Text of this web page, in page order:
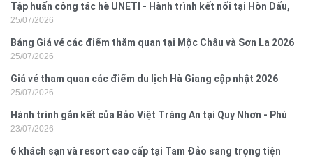
Tập huấn công tác hè UNETI - Hành trình kết nối tại Hòn Dấu,
Đồ Sơn
25/07/2026
Bảng Giá vé các điểm thăm quan tại Mộc Châu và Sơn La 2026
25/07/2026
Giá vé tham quan các điểm du lịch Hà Giang cập nhật 2026
25/07/2026
Hành trình gắn kết của Bảo Việt Tràng An tại Quy Nhơn - Phú
Yên
23/07/2026
6 khách sạn và resort cao cấp tại Tam Đảo sang trọng tiện